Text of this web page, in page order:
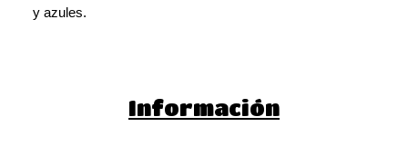
y azules.
Información